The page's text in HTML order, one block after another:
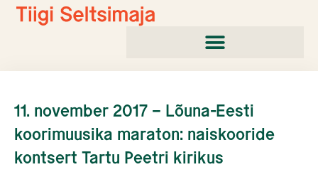
Skip
11. november 2017 – Lõuna-Eesti
koorimuusika maraton: naiskooride
kontsert Tartu Peetri kirikus